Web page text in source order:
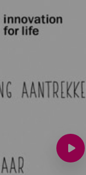
Speel